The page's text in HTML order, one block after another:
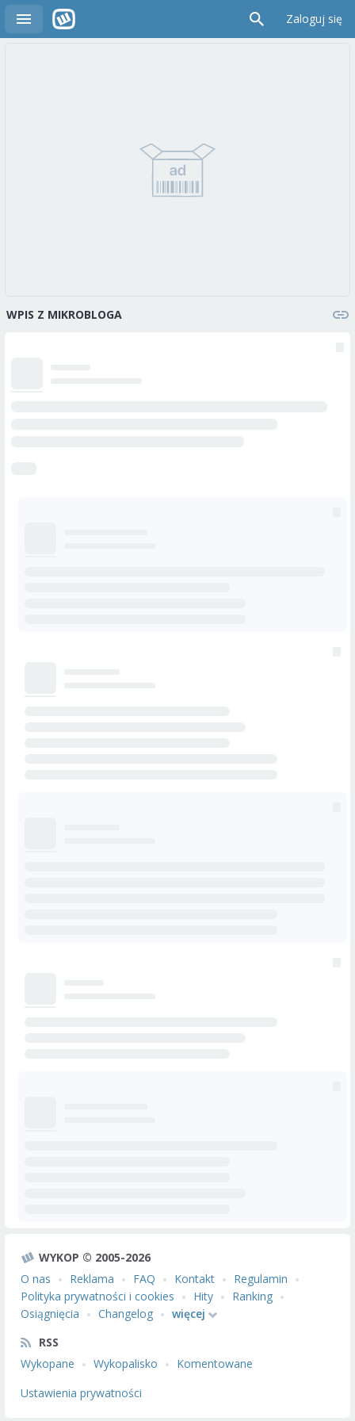
Zaloguj się
WPIS Z MIKROBLOGA
WYKOP © 2005-2026
O nas
Reklama FAQ Kontakt
Regulamin
Polityka prywatności i cookies
Hity
Ranking
Osiągnięcia
Changelog
więcej
RSS
Wykopane
Wykopalisko
Komentowane
Ustawienia prywatności